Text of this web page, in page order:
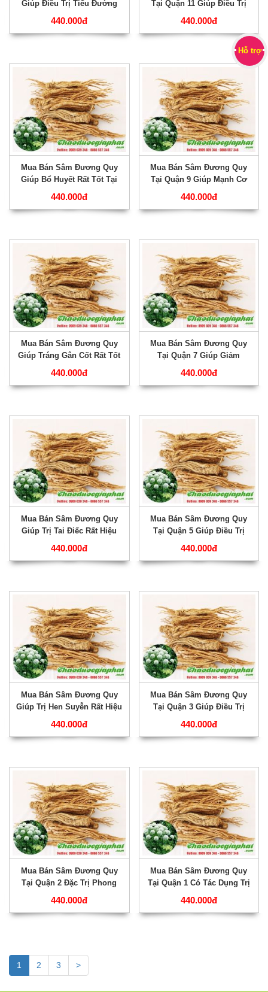
Giúp Điều Trị Tiểu Đường
Hiệu Quả Nhất Tại Quận 12
440.000đ
Tại Quận 11 Giúp Điều Trị
Băng Huyết Tốt Nhất ???
440.000đ
Mua Bán Sâm Đương Quy
Giúp Bổ Huyết Rất Tốt Tại
440.000đ
Mua Bán Sâm Đương Quy
Tại Quận 9 Giúp Mạnh Cơ
440.000đ
Mua Bán Sâm Đương Quy
Giúp Tráng Gân Cốt Rất Tốt
440.000đ
Mua Bán Sâm Đương Quy
Tại Quận 7 Giúp Giảm
440.000đ
Mua Bán Sâm Đương Quy
Giúp Trị Tai Điếc Rất Hiệu
Quả Tại Quận 6 ???
440.000đ
Mua Bán Sâm Đương Quy
Tại Quận 5 Giúp Điều Trị
Suy Thận Tốt Nhất ???
440.000đ
Mua Bán Sâm Đương Quy
Giúp Trị Hen Suyễn Rất Hiệu
Quả Tại Quận 4 ???
440.000đ
Mua Bán Sâm Đương Quy
Tại Quận 3 Giúp Điều Trị
Phong Hủi Tốt Nhất ???
440.000đ
Mua Bán Sâm Đương Quy
Tại Quận 2 Đặc Trị Phong
440.000đ
Mua Bán Sâm Đương Quy
Tại Quận 1 Có Tác Dụng Trị
440.000đ
1 2 3 >
Hỗ trợ